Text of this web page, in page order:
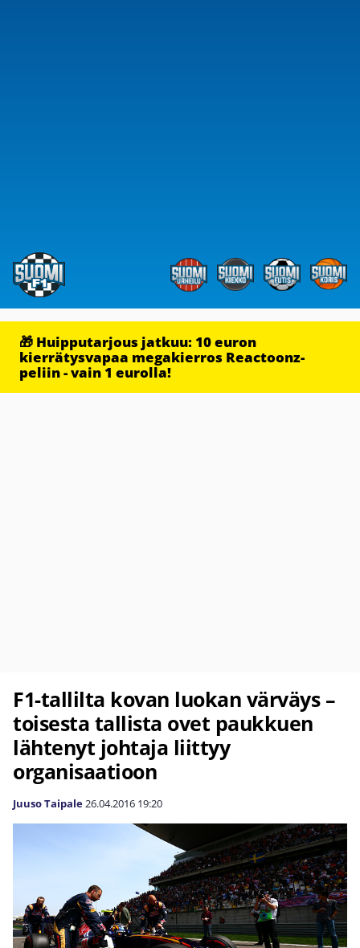
🎁 Huipputarjous jatkuu: 10 euron
kierrätysvapaa megakierros Reactoonz-
peliin - vain 1 eurolla!
F1-tallilta kovan luokan värväys –
toisesta tallista ovet paukkuen
lähtenyt johtaja liittyy
organisaatioon
Juuso Taipale26.04.2016 19:20